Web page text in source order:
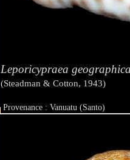
Leporicypraea
(Steadman & Cotton, 1943)
Provenance : Vanuatu (Santo)
Taille : 71.3 mm